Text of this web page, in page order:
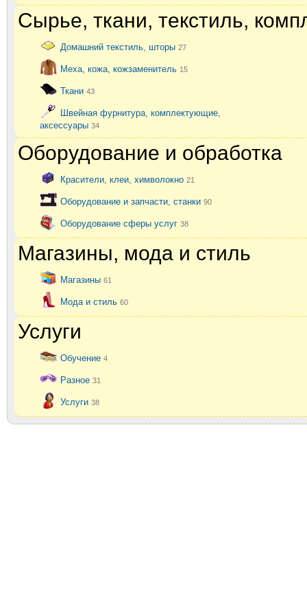
Сырье, ткани, текстиль,
Домашний текстиль, шторы 27
Меха, кожа, кожзаменитель 15
Ткани 43
Швейная фурнитура, комплектующие,
аксессуары 34
Оборудование и обработка
Красители, клеи, химволокно 21
Оборудование и запчасти, станки 90
Оборудование сферы услуг 38
Магазины, мода и стиль
Магазины 61
Мода и стиль 60
Услуги
Обучение 4
Разное 31
Услуги 38